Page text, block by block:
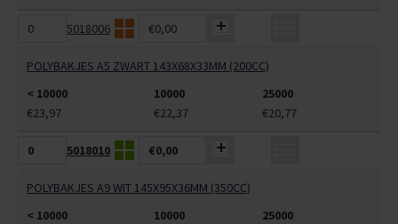
5018006 €0,00
POLYBAKJES A5 ZWART 143X68X33MM (200CC)
< 10000
10000
25000
€23,97
€22,37 €20,77
5018010 €0,00
POLYBAKJES A9 WIT 145X95X36MM (350CC)
< 10000
10000
25000